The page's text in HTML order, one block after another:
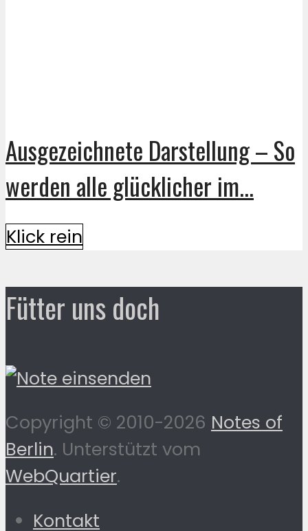
Ausgezeichnete Darstellung – So
werden alle glücklicher im...
Klick rein
Fütter uns doch
Copyright © 2010-2026 Notes of
Berlin. Unterstützt vom
WebQuartier.
Kontakt